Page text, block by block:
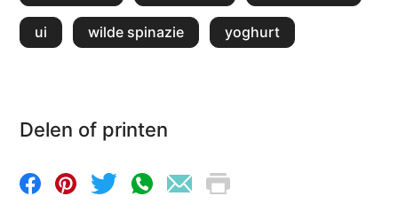
ui wilde spinazie yoghurt
Delen of printen